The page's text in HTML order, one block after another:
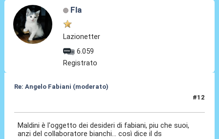
Fla
Lazionetter
6.059
Registrato
Re: Angelo Fabiani (moderato)
#12
Maldini è l'oggetto dei desideri di fabiani, piu che suoi,
anzi del collaboratore bianchi... così dice il ds